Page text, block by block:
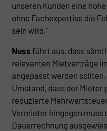
unseren Kunden eine
ohne Fachexpertise die
sein wird."
Nuss führt aus, dass
relevanten Mietverträge
angepasst werden
Umstand, dass der Mieter
reduzierte
Vermieter hingegen muss
Dauerrechnung